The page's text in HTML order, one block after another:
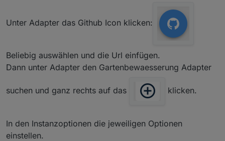
Unter Adapter das Github Icon klicken:
Beliebig auswählen und die Url einfügen.
Dann unter Adapter den Gartenbewaesserung Adapter
suchen und ganz rechts auf das klicken.
In den Instanzoptionen die jeweiligen Optionen
einstellen.